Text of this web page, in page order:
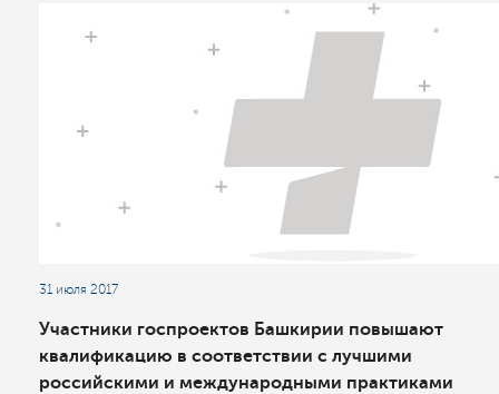
31 июля 2017
Участники госпроектов Башкирии повышают
квалификацию в соответствии с лучшими
российскими и международными практиками